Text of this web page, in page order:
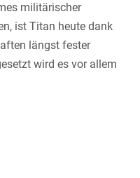
militärischer
ist Titan heute dank
längst fester
wird es vor allem